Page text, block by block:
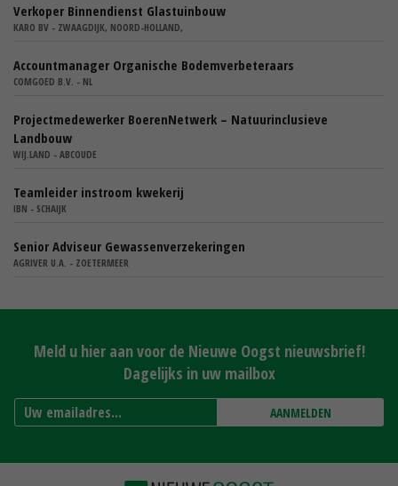
Verkoper Binnendienst Glastuinbouw
KARO BV - ZWAAGDIJK, NOORD-HOLLAND,
Accountmanager Organische Bodemverbeteraars
COMGOED B.V. - NL
Projectmedewerker BoerenNetwerk – Natuurinclusieve
Landbouw
WIJ.LAND - ABCOUDE
Teamleider instroom kwekerij
IBN - SCHAIJK
Senior Adviseur Gewassenverzekeringen
AGRIVER U.A. - ZOETERMEER
Meld u hier aan voor de Nieuwe Oogst nieuwsbrief!
Dagelijks in uw mailbox
AANMELDEN